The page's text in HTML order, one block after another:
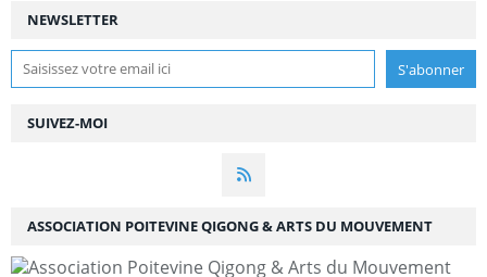
NEWSLETTER
SUIVEZ-MOI
ASSOCIATION POITEVINE QIGONG & ARTS DU MOUVEMENT